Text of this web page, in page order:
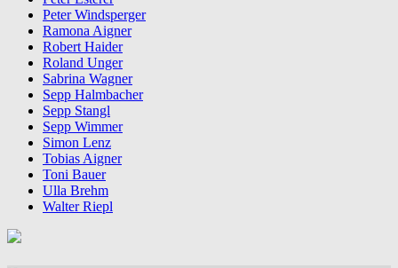
Peter Windsperger
Ramona Aigner
Robert Haider
Roland Unger
Sabrina Wagner
Sepp Halmbacher
Sepp Stangl
Sepp Wimmer
Simon Lenz
Tobias Aigner
Toni Bauer
Ulla Brehm
Walter Riepl